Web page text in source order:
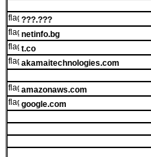
???.???
netinfo.bg
t.co
akamaitechnologies.com
amazonaws.com
google.com